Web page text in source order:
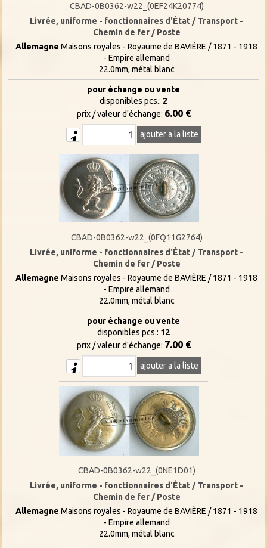
CBAD-0B0362-w22_(0EF24K20774)
Livrée, uniforme - fonctionnaires d'État / Transport -
Chemin de fer / Poste
Allemagne Maisons royales - Royaume de BAVIÈRE / 1871 - 1918
- Empire allemand
22.0mm, métal blanc
pour échange ou vente
disponibles pcs.: 2
prix / valeur d'échange: 6.00 €
ajouter a la liste
CBAD-0B0362-w22_(0FQ11G2764)
Livrée, uniforme - fonctionnaires d'État / Transport -
Chemin de fer / Poste
Allemagne Maisons royales - Royaume de BAVIÈRE / 1871 - 1918
- Empire allemand
22.0mm, métal blanc
pour échange ou vente
disponibles pcs.: 12
prix / valeur d'échange: 7.00 €
ajouter a la liste
CBAD-0B0362-w22_(0NE1D01)
Livrée, uniforme - fonctionnaires d'État / Transport -
Chemin de fer / Poste
Allemagne Maisons royales - Royaume de BAVIÈRE / 1871 - 1918
- Empire allemand
22.0mm, métal blanc